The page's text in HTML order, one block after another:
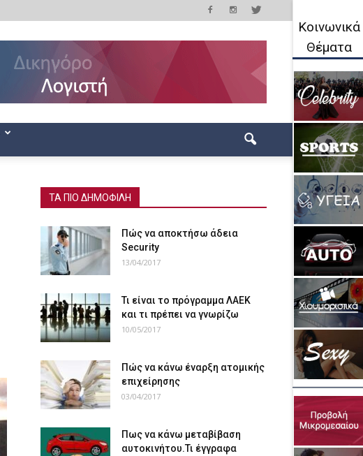
ΤΑ ΠΙΟ ΔΗΜΟΦΙΛΗ
Πώς να αποκτήσω άδεια
Security
13/04/2017
Τι είναι το πρόγραμμα ΛΑΕΚ
και τι πρέπει να γνωρίζω
10/05/2017
Πώς να κάνω έναρξη ατομικής
επιχείρησης
03/04/2017
Πως να κάνω μεταβίβαση
αυτοκινήτου.Τι έγγραφα
Κοινωνικά
Θέματα